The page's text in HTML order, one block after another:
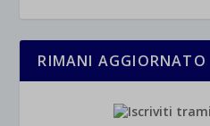
RIMANI AGGIORNATO